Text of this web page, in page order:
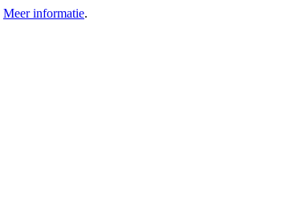
Meer informatie.